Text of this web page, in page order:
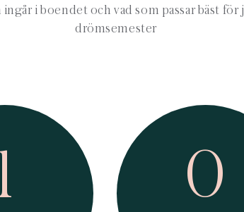
ingår i boendet och vad som passar bäst för
drömsemester
0